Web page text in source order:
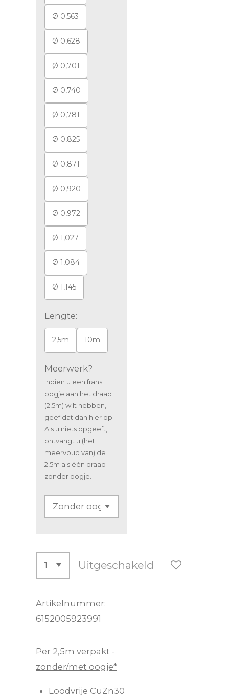
Ø 0,563
Ø 0,628
Ø 0,701
Ø 0,740
Ø 0,781
Ø 0,825
Ø 0,871
Ø 0,920
Ø 0,972
Ø 1,027
Ø 1,084
Ø 1,145
Lengte:
2,5m 10m
Meerwerk?
Indien u een frans
oogje aan het draad
(2,5m) wilt hebben,
geef dat dan hier op.
Als u niets opgeeft,
ontvangt u (het
meervoud van) de
2,5m als één draad
zonder oogje.
Uitgeschakeld
Artikelnummer:
6152005923991
Per 2,5m verpakt -
zonder/met oogje*
Loodvrije CuZn30